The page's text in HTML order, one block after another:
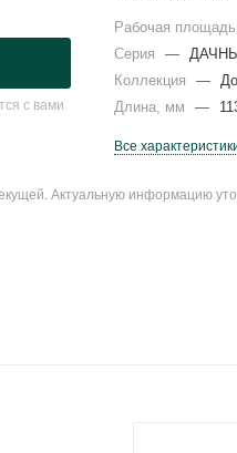
с вами
Рабочая
Серия
—
Коллекция
—
Длина, мм
—
Все
Актуальную информацию